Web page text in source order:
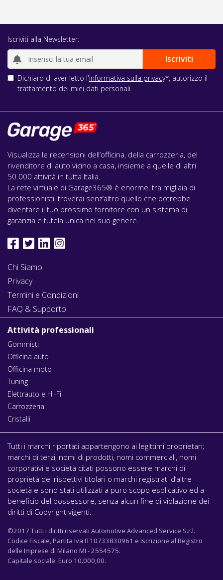
Iscriviti alla Newsletter:
Dichiaro di aver letto l'informativa sulla privacy*, autorizzo il
trattamento dei miei dati personali.
Visualizza le recensioni dell’officina, della carrozzeria, del
rivenditore di auto vicino a casa, insieme a quelle di altri
50.000 attività in tutta Italia.
La rete virtuale di Garage365® è enorme, tra migliaia di
professionisti, troverai senz’altro quello che potrebbe
diventare il tuo prossimo fornitore con un sistema di
garanzia e tutela unica nel suo genere.
Chi Siamo
Privacy
Termini e Condizioni
FAQ & Supporto
Attività professionali
Gommisti
Officina auto
Officina moto
Tuning
Elettrauto e Hi-Fi
Carrozzeria
Cristalli
Tutti i marchi riportati appartengono ai legittimi proprietari;
marchi di terzi, nomi di prodotti, nomi commerciali, nomi
corporativi e società citati possono essere marchi di
proprietà dei rispettivi titolari o marchi registrati d’altre
società e sono stati utilizzati a puro scopo esplicativo ed a
beneficio del possessore, senza alcun fine di violazione dei
diritti di Copyright vigenti.
©2017 Tutti i diritti riservati Automotive Advanced Service S.r.l.
Codice Fiscale, Partita Iva IT10733830961 e Iscrizione al Registro
delle Imprese di Milano MI - 2554575.
Capitale sociale: Euro 10.000,00.